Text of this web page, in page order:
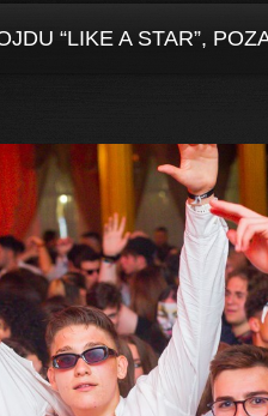
“LIKE A STAR”,